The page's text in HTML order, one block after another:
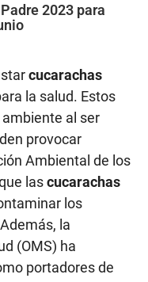
2023 para
cucarachas
la salud. Estos
al ser
provocar
Ambiental de los
lascucarachas
los
la
(OMS) ha
portadores de